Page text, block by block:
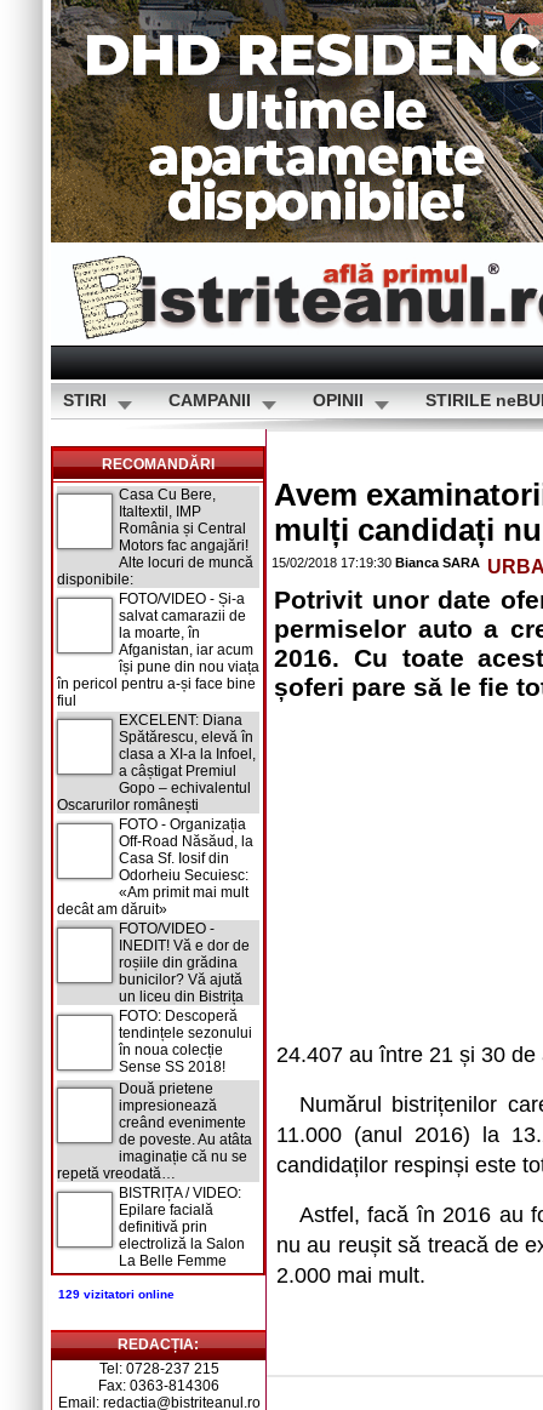
STIRI CAMPANII OPINII STIRILE
RECOMANDĂRI
Casa Cu Bere,
Italtextil, IMP
România și Central
Motors fac angajări!
Alte locuri de muncă
disponibile:
FOTO/VIDEO - Și-a
salvat camarazii de
la moarte, în
Afganistan, iar acum
își pune din nou viața
în pericol pentru a-și face bine
fiul
EXCELENT: Diana
Spătărescu, elevă în
clasa a XI-a la Infoel,
a câștigat Premiul
Gopo – echivalentul
Oscarurilor românești
FOTO - Organizația
Off-Road Năsăud, la
Casa Sf. Iosif din
Odorheiu Secuiesc:
«Am primit mai mult
decât am dăruit»
FOTO/VIDEO -
INEDIT! Vă e dor de
roșiile din grădina
bunicilor? Vă ajută
un liceu din Bistrița
FOTO: Descoperă
tendințele sezonului
în noua colecție
Sense SS 2018!
Două prietene
impresionează
creând evenimente
de poveste. Au atâta
imaginație că nu se
repetă vreodată…
BISTRIȚA / VIDEO:
Epilare facială
definitivă prin
electroliză la Salon
La Belle Femme
129 vizitatori online
REDACȚIA:
Tel: 0728-237 215
Fax: 0363-814306
Email: redactia@bistriteanul.ro
Avem
mulți candidați
15/02/2018 17:19:30 Bianca SARA
Potrivit unor date
permiselor auto a
2016. Cu toate
șoferi pare să le fie
24.407 au între 21 și 30 de
Numărul bistrițenilor
11.000 (anul 2016) la
candidaților respinși este
Astfel, facă în 2016 au
nu au reușit să treacă de
2.000 mai mult.